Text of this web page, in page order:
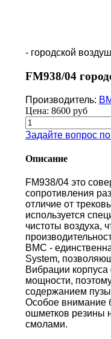
- городской
FM938/04
Производитель:
Цена: 8600 руб
Задайте вопрос
Описание
FM938/04 это
сопротивления
отличие от
используется
чистоты воздуха,
BMC -
System,
Вибрации
мощности,
содержанием
Особое внимание
ошметков резины
смолами.